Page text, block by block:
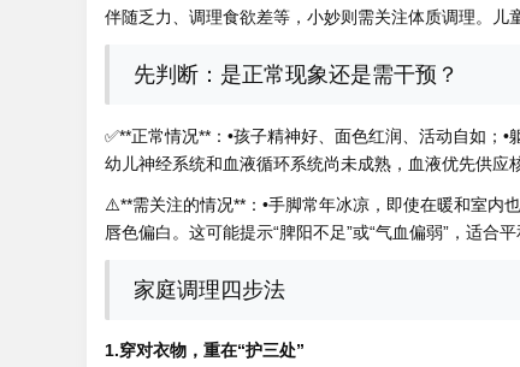
伴随乏力、调理食欲差等，小妙则需关注体质调理。
先判断：是正常现象还是需干预？
✅**正常情况**：•孩子精神好、面色红润、活动自如；
幼儿神经系统和血液循环系统尚未成熟，血液优先供应
⚠️**需关注的情况**：•手脚常年冰凉，即使在暖和室内
唇色偏白。这可能提示“脾阳不足”或“气血偏弱”，适合平
家庭调理四步法
1.穿对衣物，重在“护三处”